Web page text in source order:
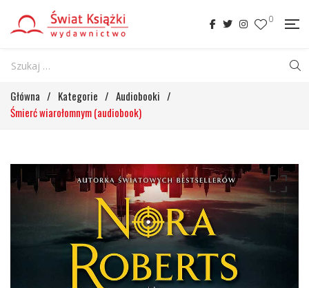
0
Główna / Kategorie / Audiobooki /
Śmierć wiarołomnym (audiobook)